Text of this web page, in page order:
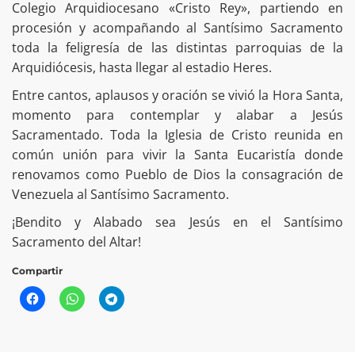
Colegio Arquidiocesano «Cristo Rey», partiendo en
procesión y acompañando al Santísimo Sacramento
toda la feligresía de las distintas parroquias de la
Arquidiócesis, hasta llegar al estadio Heres.
Entre cantos, aplausos y oración se vivió la Hora Santa,
momento para contemplar y alabar a Jesús
Sacramentado. Toda la Iglesia de Cristo reunida en
común unión para vivir la Santa Eucaristía donde
renovamos como Pueblo de Dios la consagración de
Venezuela al Santísimo Sacramento.
¡Bendito y Alabado sea Jesús en el Santísimo
Sacramento del Altar!
Compartir